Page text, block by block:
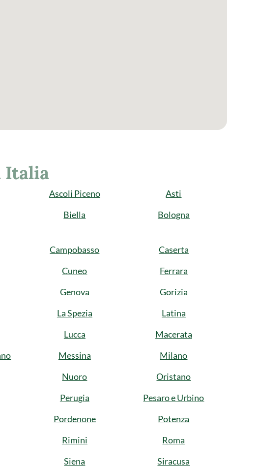
Italia
Ascoli Piceno
Asti
Biella Bologna
Campobasso
Caserta
Cuneo
Ferrara
Genova
Gorizia
La Spezia
Latina
Lucca
Macerata
Messina
Milano
Nuoro
Oristano
Perugia
Pesaro e Urbino
Pordenone
Potenza
Rimini
Roma
Siena
Siracusa